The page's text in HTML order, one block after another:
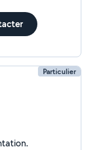
Particulier
ma présentation.